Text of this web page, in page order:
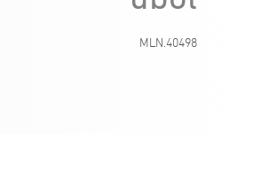
MLN.40498